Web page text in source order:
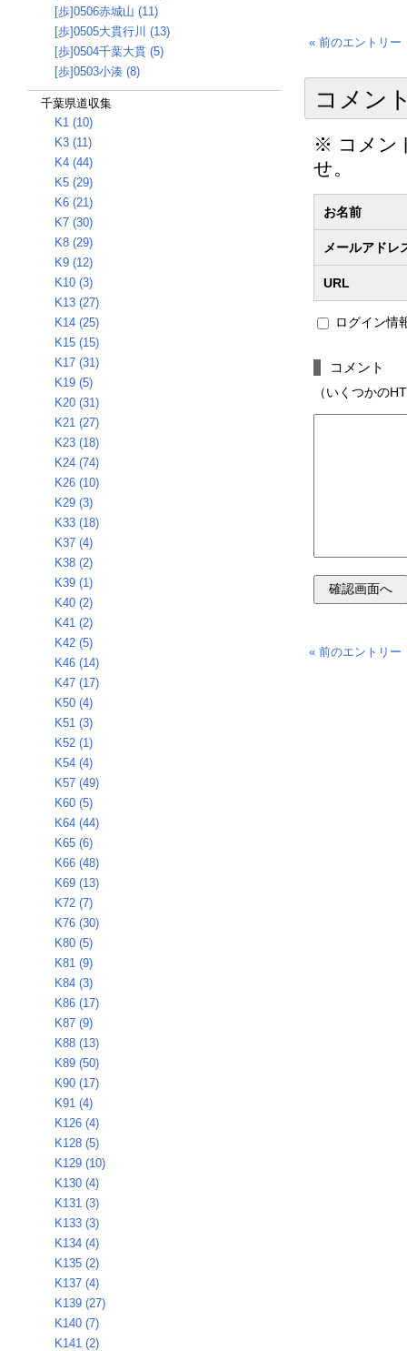
« 前のエントリー
コメン
※ コメン
せ。
お名前
メールアドレ
URL
ログイン情
コメント
（いくつかの
« 前のエントリー
[歩]0506赤城山 (11)
[歩]0505大貫行川 (13)
[歩]0504千葉大貫 (5)
[歩]0503小湊 (8)
千葉県道収集
K1 (10)
K3 (11)
K4 (44)
K5 (29)
K6 (21)
K7 (30)
K8 (29)
K9 (12)
K10 (3)
K13 (27)
K14 (25)
K15 (15)
K17 (31)
K19 (5)
K20 (31)
K21 (27)
K23 (18)
K24 (74)
K26 (10)
K29 (3)
K33 (18)
K37 (4)
K38 (2)
K39 (1)
K40 (2)
K41 (2)
K42 (5)
K46 (14)
K47 (17)
K50 (4)
K51 (3)
K52 (1)
K54 (4)
K57 (49)
K60 (5)
K64 (44)
K65 (6)
K66 (48)
K69 (13)
K72 (7)
K76 (30)
K80 (5)
K81 (9)
K84 (3)
K86 (17)
K87 (9)
K88 (13)
K89 (50)
K90 (17)
K91 (4)
K126 (4)
K128 (5)
K129 (10)
K130 (4)
K131 (3)
K133 (3)
K134 (4)
K135 (2)
K137 (4)
K139 (27)
K140 (7)
K141 (2)